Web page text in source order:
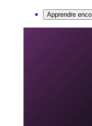
Apprendre